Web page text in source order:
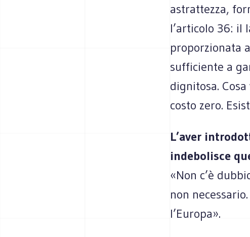
astrattezza,
l’articolo 36: il
proporzionata
sufficiente a
dignitosa.
costo zero.
L’aver
indebolisce
«Non c’è
non
l’Europa».